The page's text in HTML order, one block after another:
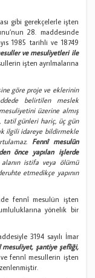
gibi gerekçelerle işten
28. maddesinde
1985 tarihli ve 18749
ve mesuliyetleri ile
işten ayrılmalarına
göre proje ve eklerinin
belirtilen meslek
üzerine almış
tatil günleri hariç, üç gün
ilgili idareye bildirmekle
Fennî mesulün
önce yapılan işlerde
istifa veya ölümü
etmedikçe yapının
fennî mesulün işten
yönelik bir
3194 sayılı İmar
şantiye şefliği,
fennî mesullerin işten